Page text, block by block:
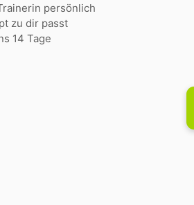
persönlich
zu dir passt
14 Tage